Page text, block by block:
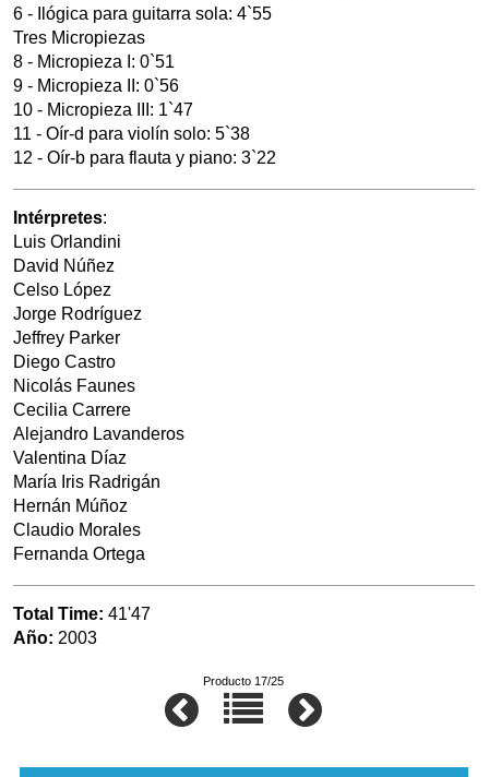
6 - Ilógica para guitarra sola: 4`55
Tres Micropiezas
8 - Micropieza I: 0`51
9 - Micropieza II: 0`56
10 - Micropieza III: 1`47
11 - Oír-d para violín solo: 5`38
12 - Oír-b para flauta y piano: 3`22
Intérpretes:
Luis Orlandini
David Núñez
Celso López
Jorge Rodríguez
Jeffrey Parker
Diego Castro
Nicolás Faunes
Cecilia Carrere
Alejandro Lavanderos
Valentina Díaz
María Iris Radrigán
Hernán Múñoz
Claudio Morales
Fernanda Ortega
Total Time: 41'47
Año: 2003
Producto 17/25